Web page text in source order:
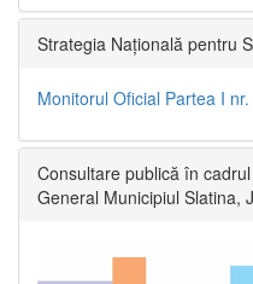
Strategia Națională pentru
Monitorul Oficial Partea I
Consultare publică în
General Municipiul Slatina,